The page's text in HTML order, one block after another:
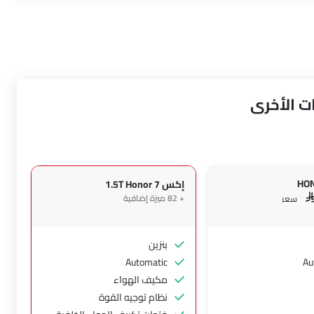
سعر
إكس 7 1.5T Honor
+ 82 ميزة إضافية
بنزين
Automatic
مكيف الهواء
نظام توجيه القوة